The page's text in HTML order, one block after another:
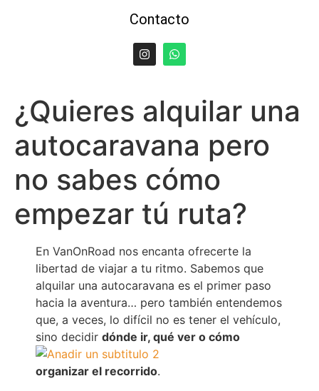
Contacto
¿Quieres alquilar una
autocaravana pero
no sabes cómo
empezar tú ruta?
En VanOnRoad nos encanta ofrecerte la
libertad de viajar a tu ritmo. Sabemos que
alquilar una autocaravana es el primer paso
hacia la aventura… pero también entendemos
que, a veces, lo difícil no es tener el vehículo,
sino decidir dónde ir, qué ver o cómo
organizar el recorrido.